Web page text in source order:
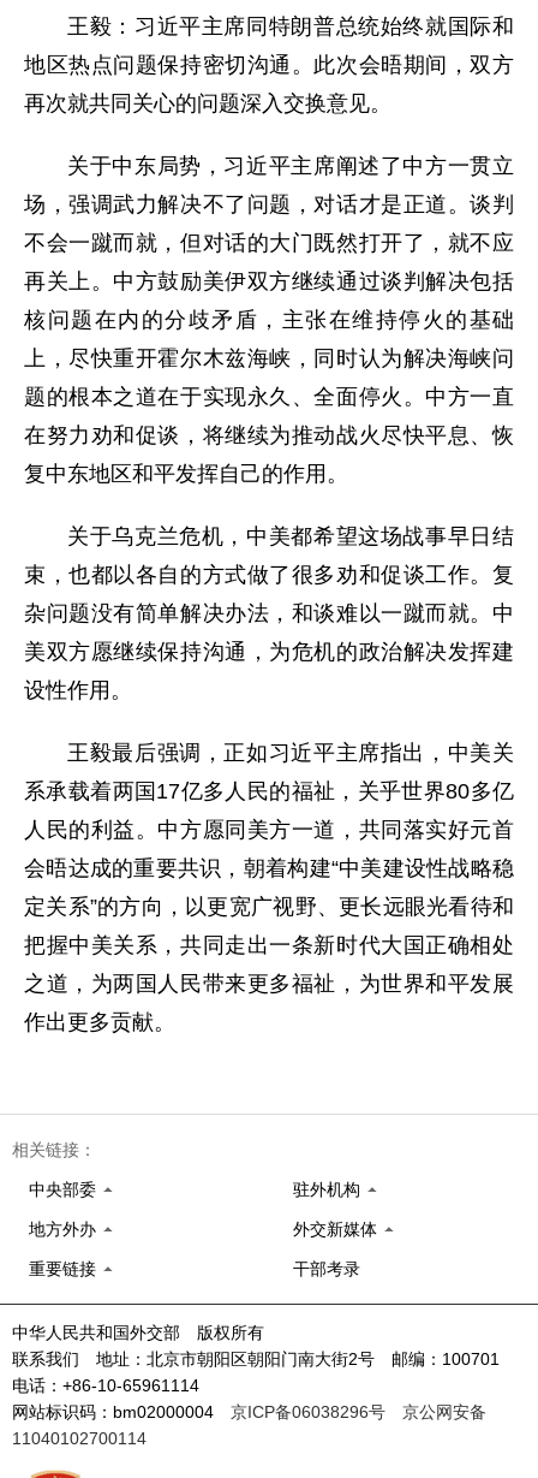
王毅：习近平主席同特朗普总统始终就国际和
地区热点问题保持密切沟通。此次会晤期间，双方
再次就共同关心的问题深入交换意见。
关于中东局势，习近平主席阐述了中方一贯立
场，强调武力解决不了问题，对话才是正道。谈判
不会一蹴而就，但对话的大门既然打开了，就不应
再关上。中方鼓励美伊双方继续通过谈判解决包括
核问题在内的分歧矛盾，主张在维持停火的基础
上，尽快重开霍尔木兹海峡，同时认为解决海峡问
题的根本之道在于实现永久、全面停火。中方一直
在努力劝和促谈，将继续为推动战火尽快平息、恢
复中东地区和平发挥自己的作用。
关于乌克兰危机，中美都希望这场战事早日结
束，也都以各自的方式做了很多劝和促谈工作。复
杂问题没有简单解决办法，和谈难以一蹴而就。中
美双方愿继续保持沟通，为危机的政治解决发挥建
设性作用。
王毅最后强调，正如习近平主席指出，中美关
系承载着两国17亿多人民的福祉，关乎世界80多亿
人民的利益。中方愿同美方一道，共同落实好元首
会晤达成的重要共识，朝着构建“中美建设性战略稳
定关系”的方向，以更宽广视野、更长远眼光看待和
把握中美关系，共同走出一条新时代大国正确相处
之道，为两国人民带来更多福祉，为世界和平发展
作出更多贡献。
相关链接：
中央部委 驻外机构
地方外办 外交新媒体
重要链接 干部考录
中华人民共和国外交部 版权所有
联系我们 地址：北京市朝阳区朝阳门南大街2号 邮编：100701
电话：+86-10-65961114
网站标识码：bm02000004 京ICP备06038296号
京公网安备
11040102700114